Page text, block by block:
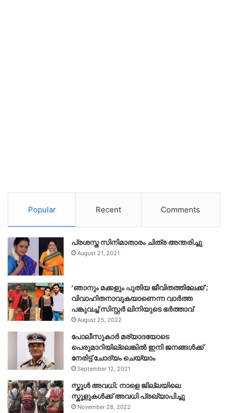
Popular Recent Comments
പ്രശസ്ത സിനിമാതാരം ചിത്ര അന്തരിച്ചു
August 21, 2021
‘ഞാനും മക്കളും പുതിയ ജീവിതത്തിലേക്ക്’;
വിവാഹിതനാവുകയാണെന്ന വാർത്ത
പങ്കുവച്ച് സിസ്റ്റർ ലിനിയുടെ ഭർത്താവ്
August 25, 2022
പോലീസുകാര്‍ മര്യാദയോടെ
പെരുമാറിയില്ലെങ്കില്‍ ഇനി ജനങ്ങള്‍ക്ക്
നേരിട്ട് ചോദ്യം ചെയ്യാം
September 12, 2021
സ്കൂൾ അവധി; നാളെ ജില്ലയിലെ
സ്കൂളുകൾക്ക് അവധി പ്രഖ്യാപിച്ചു
November 28, 2022